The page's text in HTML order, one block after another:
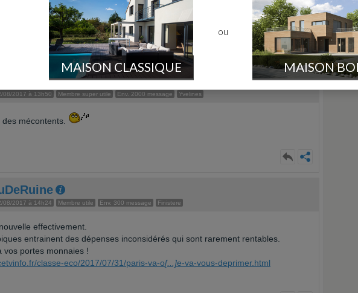
08/2017 à 13h50 Membre super utile Env. 2000 message Yvelines
mécontents.
08/2017 à 14h24 Membre utile Env. 300 message Finistere
effectivement.
entrainent des dépenses inconsidérés qui sont rarement rentables.
vos portes monnaies !
classe-eco/2017/07/31/paris-va-o[...]e-va-vous-deprimer.html
MAISON CLASSIQUE
ou
MAISON